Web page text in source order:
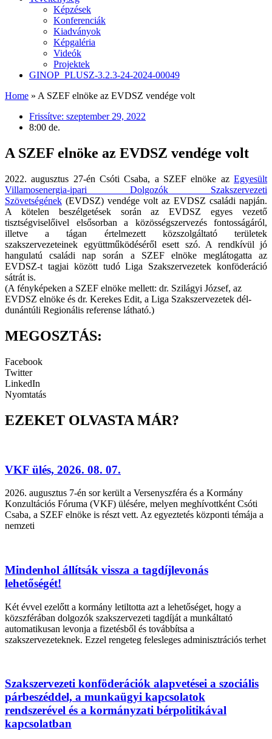
Képzések
Konferenciák
Kiadványok
Képgaléria
Videók
Projektek
GINOP_PLUSZ-3.2.3-24-2024-00049
Home » A SZEF elnöke az EVDSZ vendége volt
Frissítve: szeptember 29, 2022
8:00 de.
A SZEF elnöke az EVDSZ vendége volt
2022. augusztus 27-én Csóti Csaba, a SZEF elnöke az Egyesült
Villamosenergia-ipari Dolgozók Szakszervezeti
Szövetségének (EVDSZ) vendége volt az EVDSZ családi napján.
A kötelen beszélgetések során az EVDSZ egyes vezető
tisztségviselőivel elsősorban a közösségszervezés fontosságáról,
illetve a tágan értelmezett közszolgáltató területek
szakszervezeteinek együttműködéséről esett szó. A rendkívül jó
hangulatú családi nap során a SZEF elnöke meglátogatta az
EVDSZ-t tagjai között tudó Liga Szakszervezetek konföderáció
sátrát is.
(A fényképeken a SZEF elnöke mellett: dr. Szilágyi József, az
EVDSZ elnöke és dr. Kerekes Edit, a Liga Szakszervezetek dél-
dunántúli Regionális referense látható.)
MEGOSZTÁS:
Facebook
Twitter
LinkedIn
Nyomtatás
EZEKET OLVASTA MÁR?
VKF ülés, 2026. 08. 07.
2026. augusztus 7-én sor került a Versenyszféra és a Kormány
Konzultációs Fóruma (VKF) ülésére, melyen meghívottként Csóti
Csaba, a SZEF elnöke is részt vett. Az egyeztetés központi témája a
nemzeti
Mindenhol állítsák vissza a tagdíjlevonás
lehetőségét!
Két évvel ezelőtt a kormány letiltotta azt a lehetőséget, hogy a
közszférában dolgozók szakszervezeti tagdíját a munkáltató
automatikusan levonja a fizetésből és továbbítsa a
szakszervezeteknek. Ezzel rengeteg felesleges adminisztrációs terhet
Szakszervezeti konföderációk alapvetései a szociális
párbeszéddel, a munkaügyi kapcsolatok
rendszerével és a kormányzati bérpolitikával
kapcsolatban